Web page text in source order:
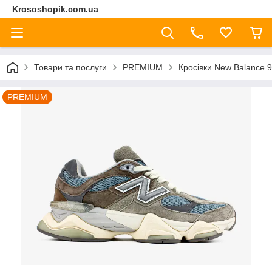
Krososhopik.com.ua
Товари та послуги PREMIUM Кросівки New Balance
PREMIUM